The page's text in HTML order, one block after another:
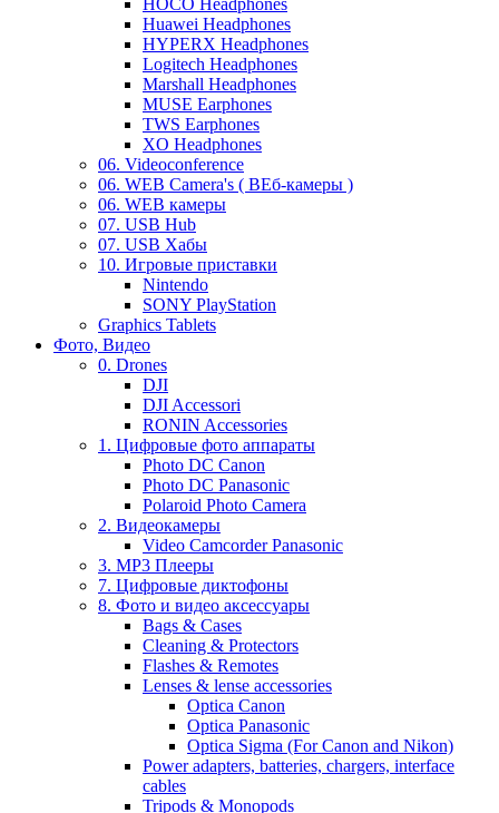
HOCO Headphones
Huawei Headphones
HYPERX Headphones
Logitech Headphones
Marshall Headphones
MUSE Earphones
TWS Earphones
XO Headphones
06. Videoconference
06. WEB Camera's ( ВЕб-камеры )
06. WEB камеры
07. USB Hub
07. USB Хабы
10. Игровые приставки
Nintendo
SONY PlayStation
Graphics Tablets
Фото, Видео
0. Drones
DJI
DJI Accessori
RONIN Accessories
1. Цифровые фото аппараты
Photo DC Canon
Photo DC Panasonic
Polaroid Photo Camera
2. Видеокамеры
Video Camcorder Panasonic
3. MP3 Плееры
7. Цифровые диктофоны
8. Фото и видео аксессуары
Bags & Cases
Cleaning & Protectors
Flashes & Remotes
Lenses & lense accessories
Optica Canon
Optica Panasonic
Optica Sigma (For Canon and Nikon)
Power adapters, batteries, chargers, interface
cables
Tripods & Monopods